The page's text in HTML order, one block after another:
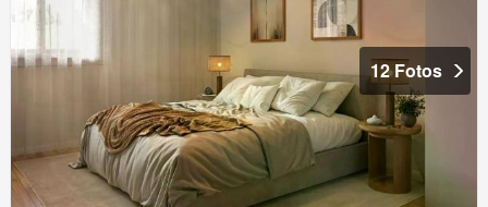
12 Fotos